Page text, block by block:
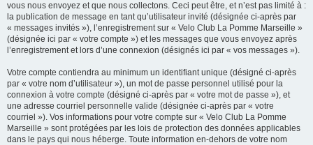
vous nous envoyez et que nous collectons. Ceci peut être, et n’est pas limité à :
la publication de message en tant qu’utilisateur invité (désignée ci-après par
« messages invités »), l’enregistrement sur « Velo Club La Pomme Marseille »
(désignée ici par « votre compte ») et les messages que vous envoyez après
l’enregistrement et lors d’une connexion (désignés ici par « vos messages »).
Votre compte contiendra au minimum un identifiant unique (désigné ci-après
par « votre nom d’utilisateur »), un mot de passe personnel utilisé pour la
connexion à votre compte (désigné ci-après par « votre mot de passe »), et
une adresse courriel personnelle valide (désignée ci-après par « votre
courriel »). Vos informations pour votre compte sur « Velo Club La Pomme
Marseille » sont protégées par les lois de protection des données applicables
dans le pays qui nous héberge. Toute information en-dehors de votre nom